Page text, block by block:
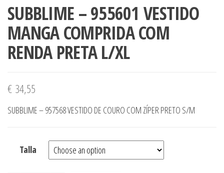
SUBBLIME – 955601 VESTIDO
MANGA COMPRIDA COM
RENDA PRETA L/XL
€ 34,55
SUBBLIME – 957568 VESTIDO DE COURO COM ZÍPER PRETO S/M
Talla